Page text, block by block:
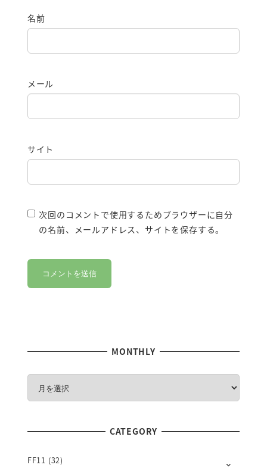
名前
メール
サイト
次回のコメントで使用するためブラウザーに自分
の名前、メールアドレス、サイトを保存する。
MONTHLY
H
Y
CATEGORY
FF11 (32)